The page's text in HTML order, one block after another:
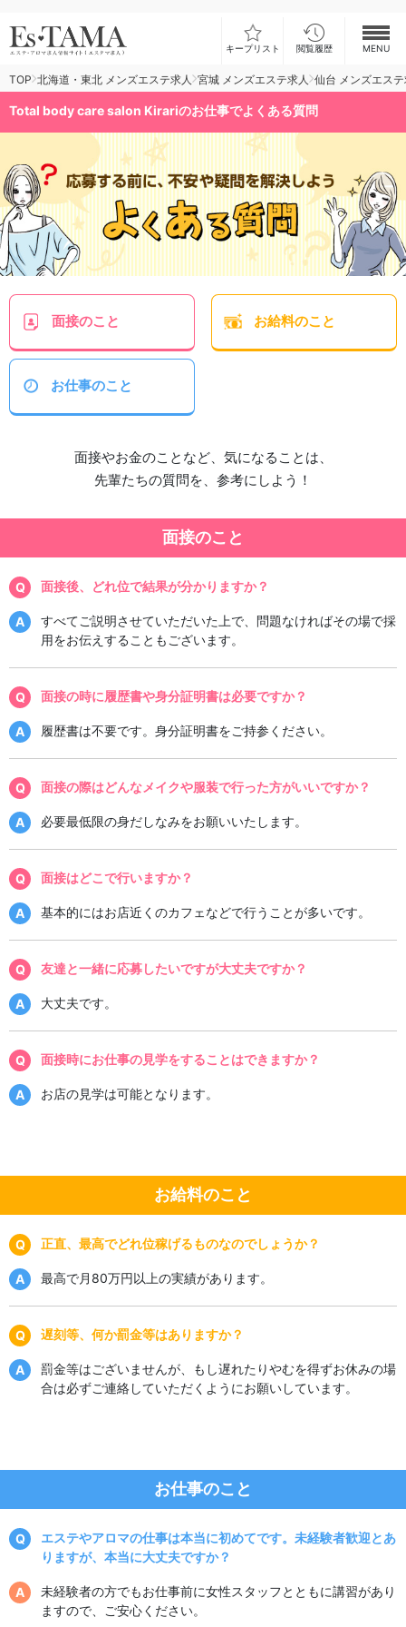
キープリスト 閲覧履歴 MENU
お仕事検索
お仕事ランキング
お仕事体験談
スカウト型求人エスジョブ
メンズエステコラム
ログイン 新規会員登録
TOP 北海道・東北 メンズエステ求人 宮城 メンズエステ求人 仙台 メンズエス
Total body care salon Kirariのお仕事でよくある質問
面接のこと お給料のこと
お仕事のこと
面接やお金のことなど、気になることは、
先輩たちの質問を、参考にしよう！
面接のこと
面接後、どれ位で結果が分かりますか？
すべてご説明させていただいた上で、問題なければその場で採
用をお伝えすることもございます。
面接の時に履歴書や身分証明書は必要ですか？
履歴書は不要です。身分証明書をご持参ください。
面接の際はどんなメイクや服装で行った方がいいですか？
必要最低限の身だしなみをお願いいたします。
面接はどこで行いますか？
基本的にはお店近くのカフェなどで行うことが多いです。
友達と一緒に応募したいですが大丈夫ですか？
大丈夫です。
面接時にお仕事の見学をすることはできますか？
お店の見学は可能となります。
お給料のこと
正直、最高でどれ位稼げるものなのでしょうか？
最高で月80万円以上の実績があります。
遅刻等、何か罰金等はありますか？
罰金等はございませんが、もし遅れたりやむを得ずお休みの場
合は必ずご連絡していただくようにお願いしています。
お仕事のこと
エステやアロマの仕事は本当に初めてです。未経験者歓迎とあ
りますが、本当に大丈夫ですか？
未経験者の方でもお仕事前に女性スタッフとともに講習があり
ますので、ご安心ください。